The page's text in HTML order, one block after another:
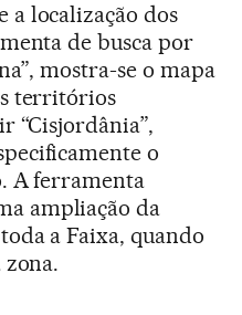
a localização dos
de busca por
mostra-se o mapa
territórios
“Cisjordânia”,
o
A ferramenta
ampliação da
a Faixa, quando